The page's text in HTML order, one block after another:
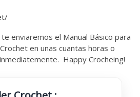
enviaremos el Manual Básico para
en unas cuantas horas o
Happy Crocheing!